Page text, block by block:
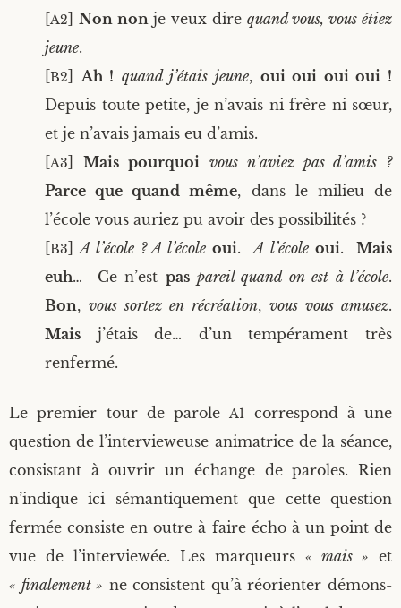
A2 Non nonje veux dire quand vous, vous étiez
jeune.
B2 ]Ah ! quand j’étais jeune, oui oui oui oui !
Depuis toute petite, je n’avais ni frère ni sœur,
et je n’avais jamais eu d’amis.
A3 Mais pour­quoi vous n’aviez pas d’amis ?
Parce que quand même, dans le milieu de
l’école vous auriez pu avoir des possibilités ?
B3 ]A l’école ? A l’école oui.A l’école oui.Mais
euh… Ce n’est pas pareil quand on est à l’école.
Bon, vous sor­tez en récréa­tion, vous vous amu­sez.
Mais j’étais de… d’un tem­pé­ra­ment très
renfermé.
Le pre­mier tour de paroleA1 cor­res­pond à une
ques­tion de l’intervieweuse ani­ma­trice de la séance,
consis­tant à ouvrir un échange de paroles. Rien
n’indique ici séman­ti­que­ment que cette ques­tion
fer­mée consiste en outre à faire écho à un point de
vue de l’interviewée. Les mar­queurs « mais » et
« fina­le­ment » ne consistent qu’à réorien­ter démons­